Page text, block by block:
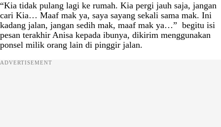
“Kia tidak pulang lagi ke rumah. Kia pergi jauh saja, jangan
cari Kia… Maaf mak ya, saya sayang sekali sama mak. Ini
kadang jalan, jangan sedih mak, maaf mak ya…” begitu isi
pesan terakhir Anisa kepada ibunya, dikirim menggunakan
ponsel milik orang lain di pinggir jalan.
ADVERTISEMENT